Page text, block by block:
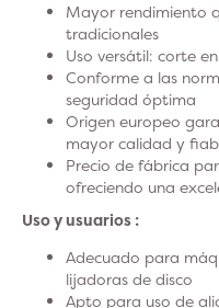
Mayor rendimiento
tradicionales
Uso versátil: corte
Conforme a las
seguridad óptima
Origen europeo
mayor calidad y
Precio de fábrica
ofreciendo una
Uso y usuarios :
Adecuado para
lijadoras de disco
Apto para uso de